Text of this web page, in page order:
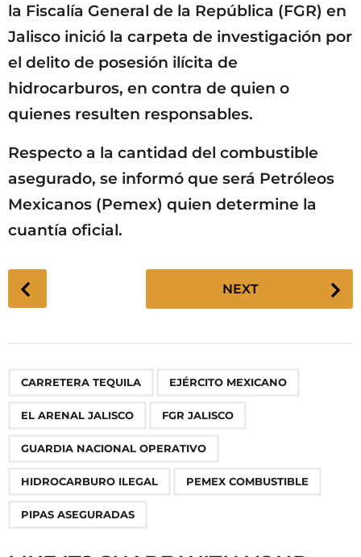
la Fiscalía General de la República (FGR) en
Jalisco inició la carpeta de investigación por
el delito de posesión ilícita de
hidrocarburos, en contra de quien o
quienes resulten responsables.
Respecto a la cantidad del combustible
asegurado, se informó que será Petróleos
Mexicanos (Pemex) quien determine la
cuantía oficial.
o
n
NEXT
CARRETERA TEQUILA EJÉRCITO MEXICANO
EL ARENAL JALISCO FGR JALISCO
GUARDIA NACIONAL OPERATIVO
HIDROCARBURO ILEGAL PEMEX COMBUSTIBLE
PIPAS ASEGURADAS